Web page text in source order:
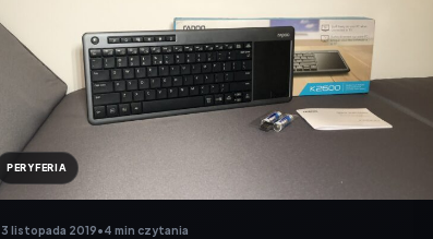
PERYFERIA
3 listopada 2019•4 min czytania